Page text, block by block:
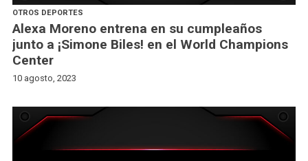
OTROS DEPORTES
Alexa Moreno entrena en su cumpleaños
junto a ¡Simone Biles! en el World Champions
Center
10 agosto, 2023